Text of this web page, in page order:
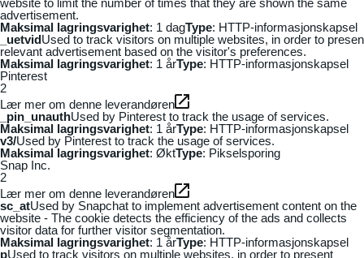
advertisement.
Maksimal lagringsvarighet: 1 dagType: HTTP-informasjonskapsel
_uetvidUsed to track visitors on multiple websites, in order to
relevant advertisement based on the visitor's preferences.
Maksimal lagringsvarighet: 1 årType: HTTP-informasjonskapsel
Pinterest
2
Lær mer om denne leverandøren
_pin_unauthUsed by Pinterest to track the usage of services.
Maksimal lagringsvarighet: 1 årType: HTTP-informasjonskapsel
v3/Used by Pinterest to track the usage of services.
Maksimal lagringsvarighet: ØktType: Pikselsporing
Snap Inc.
2
Lær mer om denne leverandøren
sc_atUsed by Snapchat to implement advertisement content on the
website - The cookie detects the efficiency of the ads and collects
visitor data for further visitor segmentation.
Maksimal lagringsvarighet: 1 årType: HTTP-informasjonskapsel
pUsed to track visitors on multiple websites, in order to present